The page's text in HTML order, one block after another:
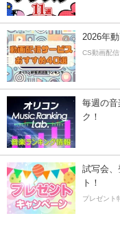
2026年
CS動画配
毎週の音
ク！
試写会
ト！
プレゼント